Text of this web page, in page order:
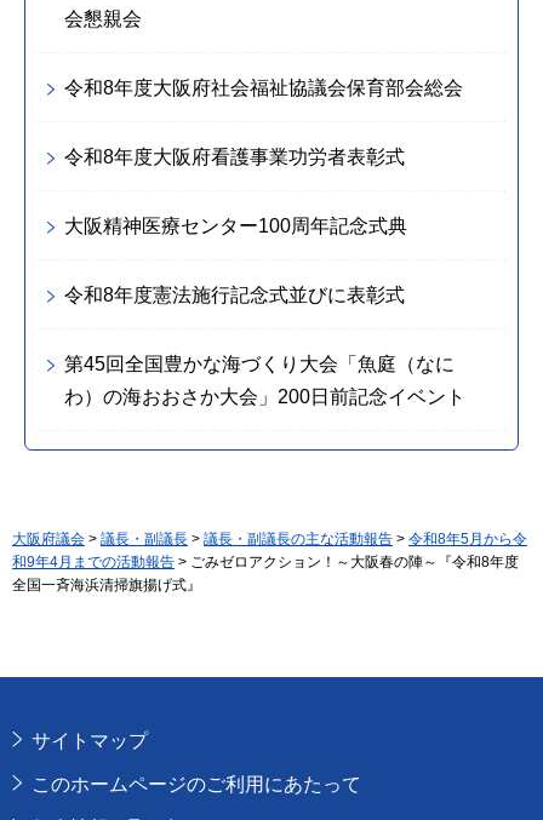
会懇親会
令和8年度大阪府社会福祉協議会保育部会総会
令和8年度大阪府看護事業功労者表彰式
大阪精神医療センター100周年記念式典
令和8年度憲法施行記念式並びに表彰式
第45回全国豊かな海づくり大会「魚庭（なに
わ）の海おおさか大会」200日前記念イベント
大阪府議会 > 議長・副議長 > 議長・副議長の主な活動報告 > 令和8年5月から令
和9年4月までの活動報告 > ごみゼロアクション！～大阪春の陣～『令和8年度
全国一斉海浜清掃旗揚げ式』
サイトマップ
このホームページのご利用にあたって